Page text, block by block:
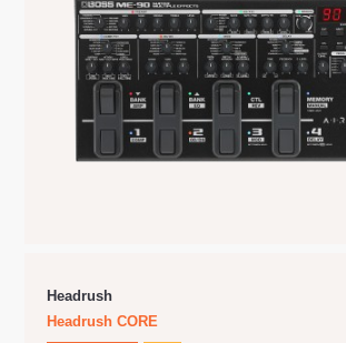
Headrush
Headrush CORE